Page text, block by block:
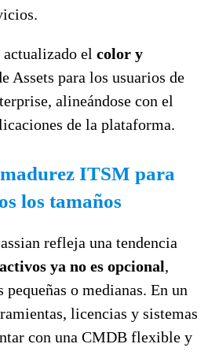
el color y
Assets para los usuarios de
alineándose con el
de la plataforma.
ITSM para
los tamaños
refleja una tendencia
ya no es opcional,
o medianas. En un
licencias y sistemas
con una CMDB flexible y